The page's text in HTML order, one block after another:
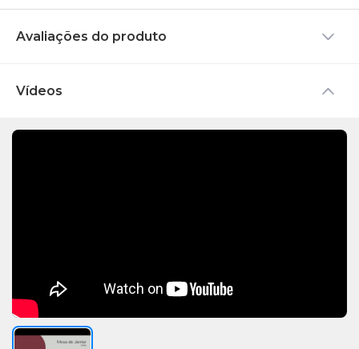
Avaliações do produto
Vídeos